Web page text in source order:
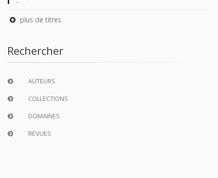
plus de titres
Rechercher
AUTEURS
COLLECTIONS
DOMAINES
REVUES